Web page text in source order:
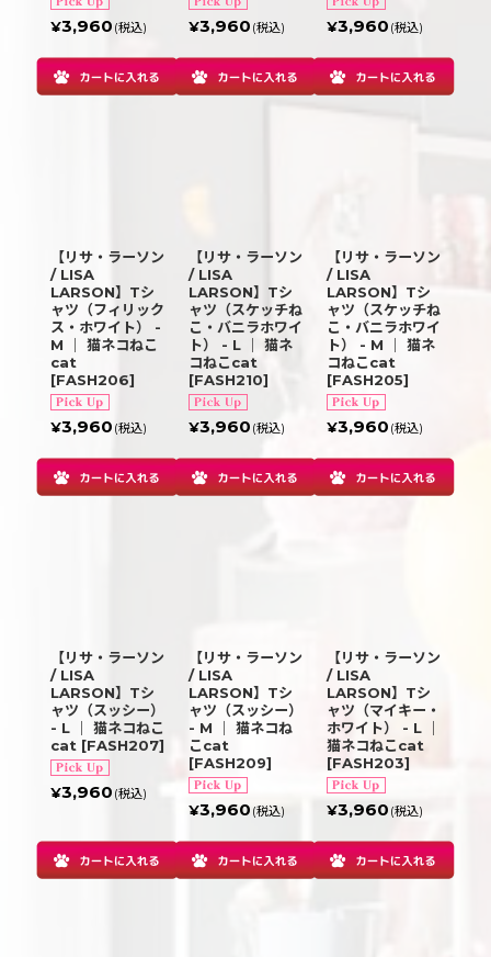
¥3,960 (税込) ¥3,960 (税込) ¥3,960 (税込)
【リサ・ラーソン
/ LISA
LARSON】Tシ
ャツ（フィリック
ス・ホワイト） -
M ｜ 猫ネコねこ
cat
[FASH206]
¥3,960 (税込)
【リサ・ラーソン
/ LISA
LARSON】Tシ
ャツ（スケッチね
こ・バニラホワイ
ト） - L ｜ 猫ネ
コねこcat
[FASH210]
¥3,960 (税込)
【リサ・ラーソン
/ LISA
LARSON】Tシ
ャツ（スケッチね
こ・バニラホワイ
ト） - M ｜ 猫ネ
コねこcat
[FASH205]
¥3,960 (税込)
【リサ・ラーソン
/ LISA
LARSON】Tシ
ャツ（スッシー）
- L ｜ 猫ネコねこ
cat [FASH207]
¥3,960 (税込)
【リサ・ラーソン
/ LISA
LARSON】Tシ
ャツ（スッシー）
- M ｜ 猫ネコね
こcat
[FASH209]
¥3,960 (税込)
【リサ・ラーソン
/ LISA
LARSON】Tシ
ャツ（マイキー・
ホワイト） - L ｜
猫ネコねこcat
[FASH203]
¥3,960 (税込)